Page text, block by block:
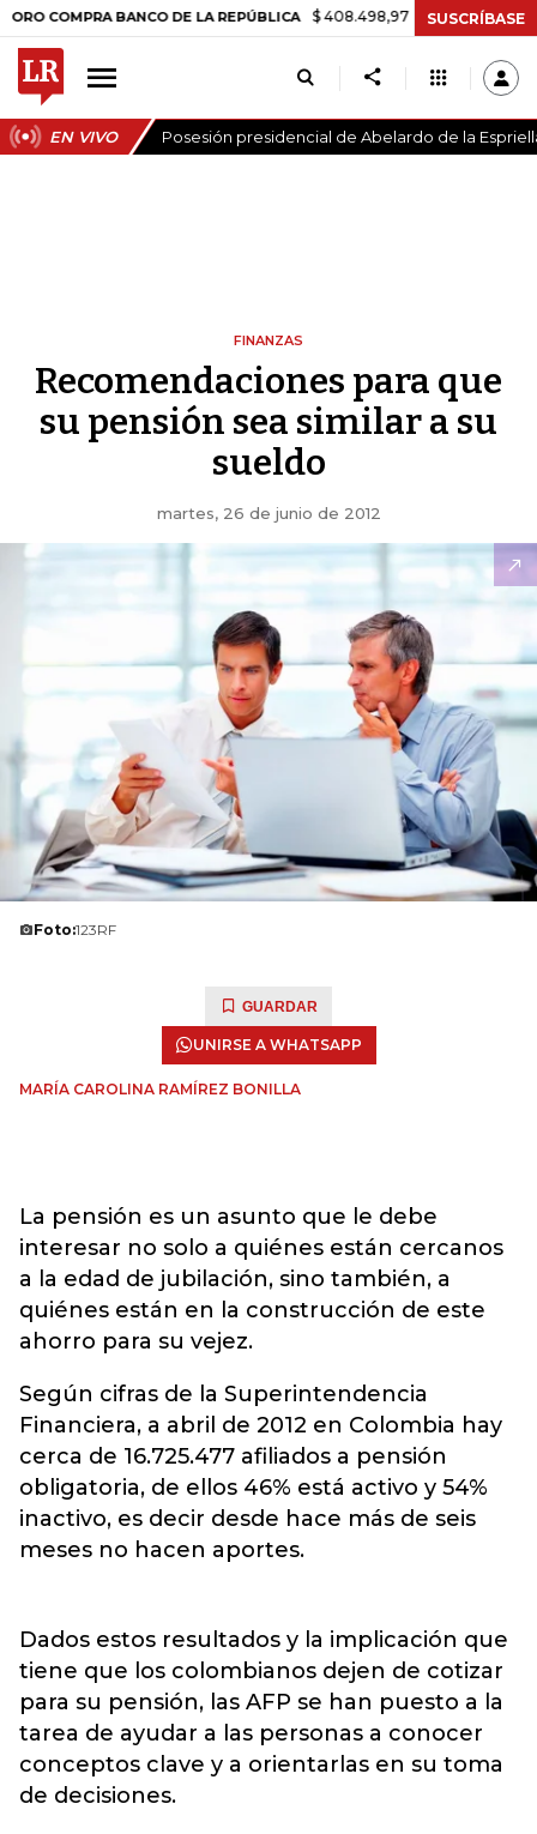
BANCO DE LA REPÚBLICA $ 408.498,97 +$ 8.753,81 +2,19%
SUSCRÍBASE
EN VIVO Posesión presidencial de Abelardo de la
FINANZAS
Recomendaciones para que
su pensión sea similar a su
sueldo
martes, 26 de junio de 2012
Foto:123RF
GUARDAR
UNIRSE A WHATSAPP
MARÍA CAROLINA RAMÍREZ BONILLA
La pensión es un asunto que le debe
interesar no solo a quiénes están cercanos
a la edad de jubilación, sino también, a
quiénes están en la construcción de este
ahorro para su vejez.
Según cifras de la Superintendencia
Financiera, a abril de 2012 en Colombia hay
cerca de 16.725.477 afiliados a pensión
obligatoria, de ellos 46% está activo y 54%
inactivo, es decir desde hace más de seis
meses no hacen aportes.
Dados estos resultados y la implicación que
tiene que los colombianos dejen de cotizar
para su pensión, las AFP se han puesto a la
tarea de ayudar a las personas a conocer
conceptos clave y a orientarlas en su toma
de decisiones.